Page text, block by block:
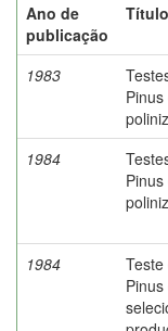
Ano de
publicação
Título
1983
1984
1984